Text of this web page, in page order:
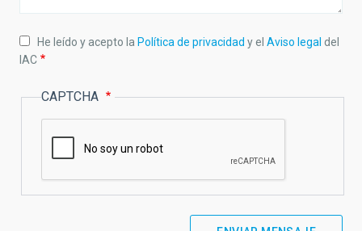
He leído y acepto la Política de privacidad y el Aviso legal del
IAC
CAPTCHA